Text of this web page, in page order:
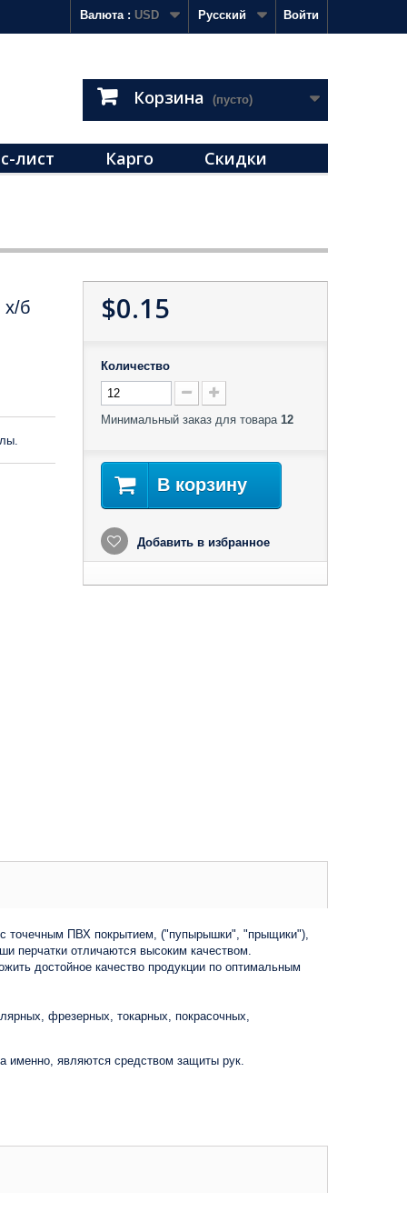
Войти
Русский
Валюта : USD
Корзина (пусто)
лист Карго Скидки
х/б $0.15
Количество
Минимальный заказ для товара 12
В корзину
Добавить в избранное
с точечным ПВХ покрытием, ("пупырышки", "прыщики"),
перчатки отличаются высоким качеством.
достойное качество продукции по оптимальным
фрезерных, токарных, покрасочных,
являются средством защиты рук.